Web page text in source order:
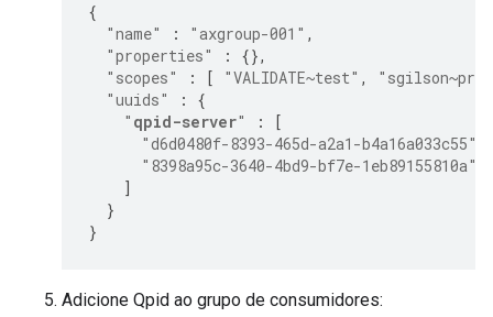
{
"name"
: "axgroup-001" ,
"properties"
:
{},
"scopes"
: [ "VALIDATE~test" ,
"uuids"
:
{
" qpid-server" :
[
"d6d0480f-8393-465d-a2a1-b4a16a033c55"
"8398a95c-3640-4bd9-bf7e-1eb89155810a"
]
}
}
Adicione Qpid ao grupo de consumidores: